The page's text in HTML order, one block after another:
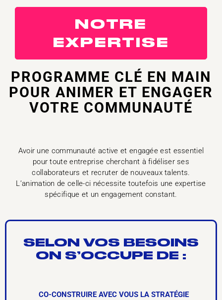
NOTRE
EXPERTISE
PROGRAMME CLÉ EN MAIN
POUR ANIMER ET ENGAGER
VOTRE COMMUNAUTÉ
Avoir une communauté active et engagée est essentiel
pour toute entreprise cherchant à fidéliser ses
collaborateurs et recruter de nouveaux talents.
L’animation de celle-ci nécessite toutefois une expertise
spécifique et un engagement constant.
SELON VOS BESOINS
ON S’OCCUPE DE :
CO-CONSTRUIRE AVEC VOUS LA STRATÉGIE